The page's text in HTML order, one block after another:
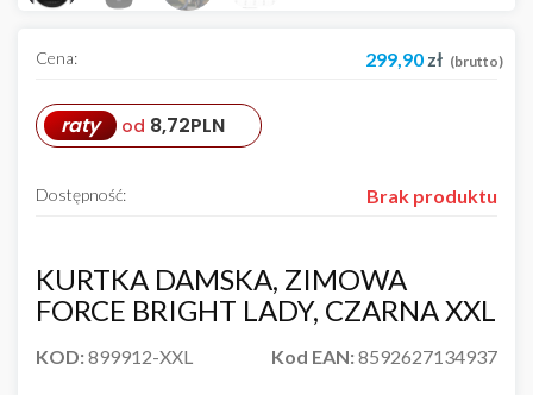
KURTKA DAMSKA, ZIMOWA
FORCE BRIGHT LADY, CZARNA XXL
KOD:899912-XXL Kod EAN:8592627134937
Cena: 299,90 zł (brutto)
raty od 8,72PLN
Dostępność: Brak produktu